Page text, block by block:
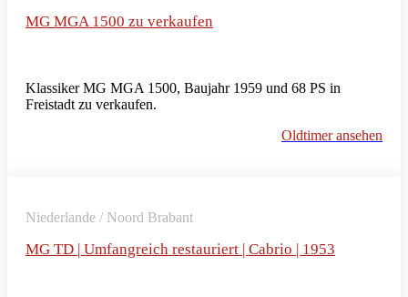
MG MGA 1500 zu verkaufen
Klassiker MG MGA 1500, Baujahr 1959 und 68 PS in
Freistadt zu verkaufen.
Oldtimer ansehen
Niederlande / Noord Brabant
MG TD | Umfangreich restauriert | Cabrio | 1953